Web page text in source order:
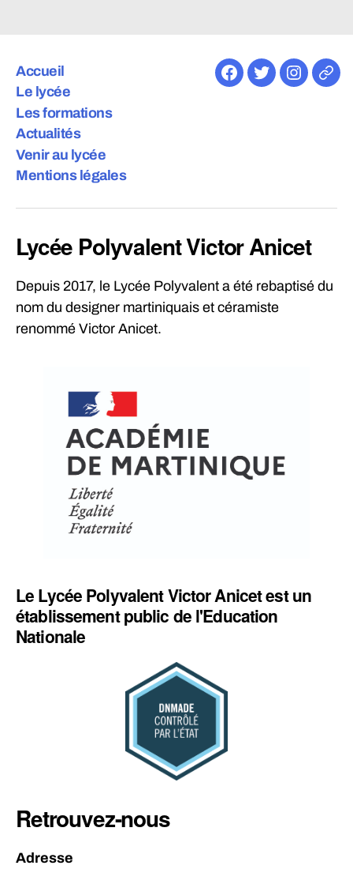
Accueil
Le lycée
Les formations
Actualités
Venir au lycée
Mentions légales
Facebook
Twitter
E-
Lycée Polyvalent Victor Anicet
Depuis 2017, le Lycée Polyvalent a été rebaptisé du
nom du designer martiniquais et céramiste
renommé Victor Anicet.
Le Lycée Polyvalent Victor Anicet est un
établissement public de l'Education
Nationale
Retrouvez-nous
Adresse